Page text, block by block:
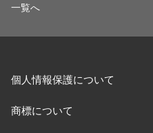
一覧へ
個人情報保護について
商標について